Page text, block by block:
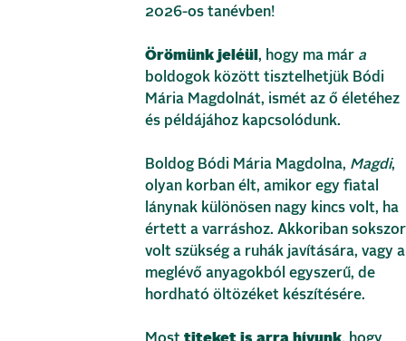
2026-os tanévben!
Örömünk jeléül , hogy ma már a
boldogok között tisztelhetjük Bódi
Mária Magdolnát, ismét az ő életéhez
és példájához kapcsolódunk.
Boldog Bódi Mária Magdolna, Magdi,
olyan korban élt, amikor egy fiatal
lánynak különösen nagy kincs volt, ha
értett a varráshoz. Akkoriban sokszor
volt szükség a ruhák javítására, vagy a
meglévő anyagokból egyszerű, de
hordható öltözéket készítésére.